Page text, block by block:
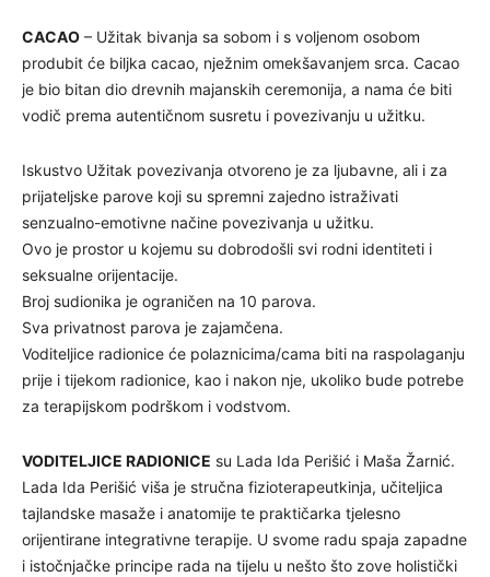
CACAO – Užitak bivanja sa sobom i s voljenom osobom
produbit će biljka cacao, nježnim omekšavanjem srca. Cacao
je bio bitan dio drevnih majanskih ceremonija, a nama će biti
vodič prema autentičnom susretu i povezivanju u užitku.
Iskustvo Užitak povezivanja otvoreno je za ljubavne, ali i za
prijateljske parove koji su spremni zajedno istraživati
senzualno-emotivne načine povezivanja u užitku.
Ovo je prostor u kojemu su dobrodošli svi rodni identiteti i
seksualne orijentacije.
Broj sudionika je ograničen na 10 parova.
Sva privatnost parova je zajamčena.
Voditeljice radionice će polaznicima/cama biti na raspolaganju
prije i tijekom radionice, kao i nakon nje, ukoliko bude potrebe
za terapijskom podrškom i vodstvom.
VODITELJICE RADIONICE su Lada Ida Perišić i Maša Žarnić.
Lada Ida Perišić viša je stručna fizioterapeutkinja, učiteljica
tajlandske masaže i anatomije te praktičarka tjelesno
orijentirane integrativne terapije. U svome radu spaja zapadne
i istočnjačke principe rada na tijelu u nešto što zove holistički